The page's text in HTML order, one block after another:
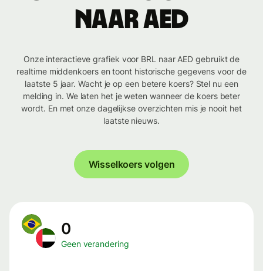
naar AED
Onze interactieve grafiek voor BRL naar AED gebruikt de
realtime middenkoers en toont historische gegevens voor de
laatste 5 jaar. Wacht je op een betere koers? Stel nu een
melding in. We laten het je weten wanneer de koers beter
wordt. En met onze dagelijkse overzichten mis je nooit het
laatste nieuws.
Wisselkoers volgen
0
Geen verandering